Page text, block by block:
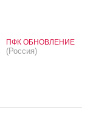
ПФК ОБНОВЛЕНИЕ
(Россия)